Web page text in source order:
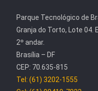
Parque Tecnológico de
Granja do Torto, Lote 04.
2º andar.
Brasília – DF
CEP: 70.635-815
Tel: (61) 3202-1555